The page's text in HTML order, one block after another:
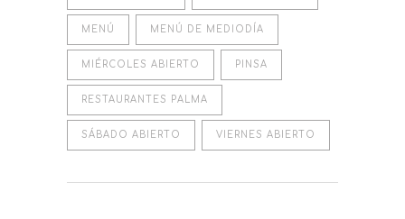
MENÚ MENÚ DE MEDIODÍA
MIÉRCOLES ABIERTO PINSA
RESTAURANTES PALMA
SÁBADO ABIERTO VIERNES ABIERTO